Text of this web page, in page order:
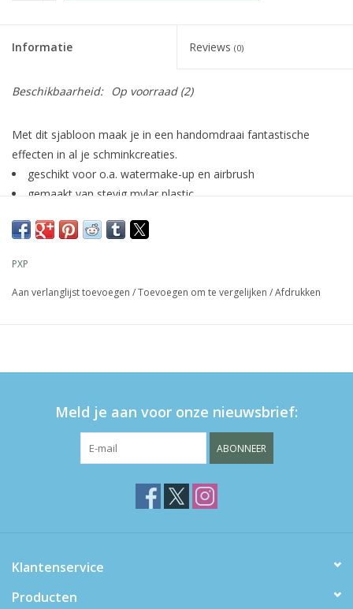
Informatie Reviews (0)
Beschikbaarheid: Op voorraad(2)
Met dit sjabloon maak je in een handomdraai fantastische
effecten in al je schminkcreaties.
geschikt voor o.a. watermake-up en airbrush
gemaakt van stevig mylar plastic
PXP
Aan verlanglijst toevoegen /Toevoegen om te vergelijken /Afdrukken
Meld je aan voor onze nieuwsbrief:
ABONNEER
Klantenservice
Producten